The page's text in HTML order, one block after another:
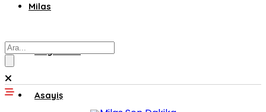
Milas
Muğla’dan
Asayiş